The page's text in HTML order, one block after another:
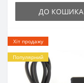
ДО КОШИКА
Хіт продажу
Популярний